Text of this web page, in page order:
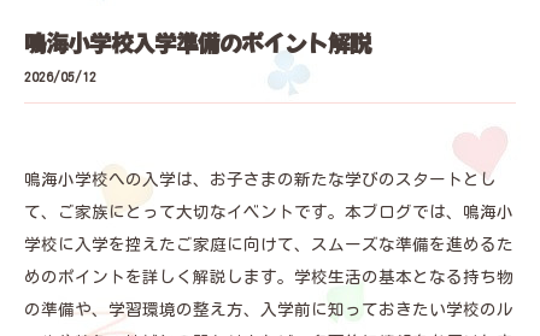
鳴海小学校入学準備のポイント解説
2026/05/12
鳴海小学校への入学は、お子さまの新たな学びのスタートとし
て、ご家族にとって大切なイベントです。本ブログでは、鳴海小
学校に入学を控えたご家庭に向けて、スムーズな準備を進めるた
めのポイントを詳しく解説します。学校生活の基本となる持ち物
の準備や、学習環境の整え方、入学前に知っておきたい学校のル